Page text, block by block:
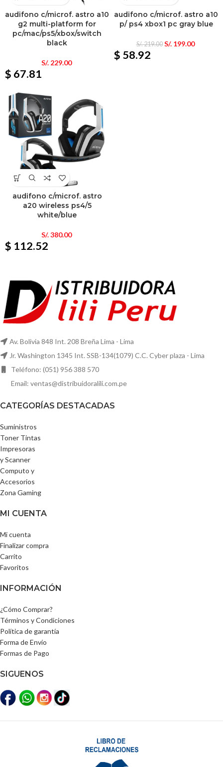
audifono c/microf. astro a10
g2 multi-platform for
pc/mac/ps5/xbox/switch
black
S/.229.00
$ 67.81
audifono c/microf. astro a10
p/ ps4 xbox1 pc gray blue
S/.219.00 S/.199.00
$ 58.92
audifono c/microf. astro
a20 wireless ps4/5
white/blue
S/.380.00
$ 112.52
Av. Bolivia 848 Int. 208 Breña Lima - Lima
Jr. Washington 1345 Int. SSB-134(1079) C.C. Cyber plaza - Lima
Teléfono: (051) 956 388 570
Email: ventas@distribuidoralili.com.pe
CATEGORÍAS DESTACADAS
Suministros
Toner Tintas
Impresoras
y Scanner
Computo y
Accesorios
Zona Gaming
MI CUENTA
Mi cuenta
Finalizar compra
Carrito
Favoritos
INFORMACIÓN
¿Cómo Comprar?
Términos y Condiciones
Política de garantía
Forma de Envío
Formas de Pago
SIGUENOS